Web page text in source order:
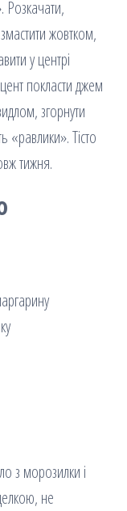
Розкачати,
жовтком,
у центрі
покласти джем
згорнути
«равлики». Тісто
тижня.
з морозилки і
не